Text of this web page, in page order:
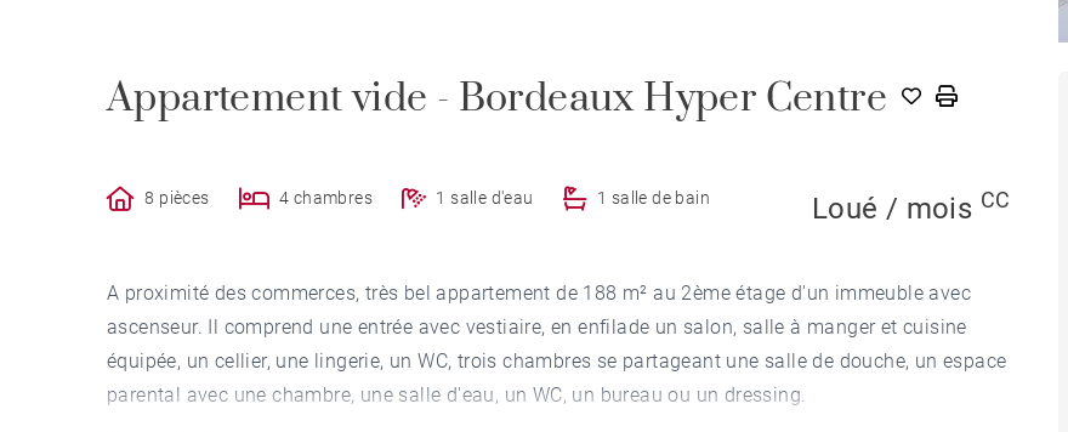
Appartement vide - Bordeaux Hyper Centre
8 pièces 4 chambres 1 salle d'eau 1 salle de bain Loué / mois CC
A proximité des commerces, très bel appartement de 188 m² au 2ème étage d'un immeuble avec
ascenseur. Il comprend une entrée avec vestiaire, en enfilade un salon, salle à manger et cuisine
équipée, un cellier, une lingerie, un WC, trois chambres se partageant une salle de douche, un espace
parental avec une chambre, une salle d'eau, un WC, un bureau ou un dressing.